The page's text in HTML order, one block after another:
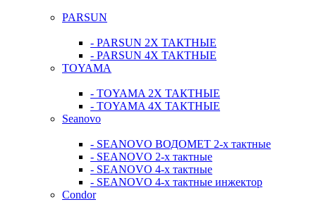
PARSUN
- PARSUN 2Х ТАКТНЫЕ
- PARSUN 4Х ТАКТНЫЕ
TOYAMA
- TOYAMA 2Х ТАКТНЫЕ
- TOYAMA 4Х ТАКТНЫЕ
Seanovo
- SEANOVO ВОДОМЕТ 2-х тактные
- SEANOVO 2-х тактные
- SEANOVO 4-х тактные
- SEANOVO 4-х тактные инжектор
Condor